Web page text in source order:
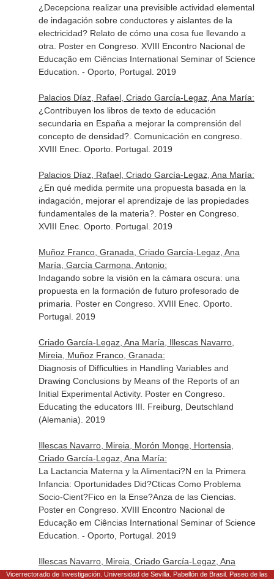
¿Decepciona realizar una previsible actividad elemental
de indagación sobre conductores y aislantes de la
electricidad? Relato de cómo una cosa fue llevando a
otra. Poster en Congreso. XVIII Encontro Nacional de
Educação em Ciências International Seminar of Science
Education. - Oporto, Portugal. 2019
Palacios Díaz, Rafael, Criado García-Legaz, Ana María:
¿Contribuyen los libros de texto de educación
secundaria en España a mejorar la comprensión del
concepto de densidad?. Comunicación en congreso.
XVIII Enec. Oporto. Portugal. 2019
Palacios Díaz, Rafael, Criado García-Legaz, Ana María:
¿En qué medida permite una propuesta basada en la
indagación, mejorar el aprendizaje de las propiedades
fundamentales de la materia?. Poster en Congreso.
XVIII Enec. Oporto. Portugal. 2019
Muñoz Franco, Granada, Criado García-Legaz, Ana
María, García Carmona, Antonio:
Indagando sobre la visión en la cámara oscura: una
propuesta en la formación de futuro profesorado de
primaria. Poster en Congreso. XVIII Enec. Oporto.
Portugal. 2019
Criado García-Legaz, Ana María, Illescas Navarro,
Mireia, Muñoz Franco, Granada:
Diagnosis of Difficulties in Handling Variables and
Drawing Conclusions by Means of the Reports of an
Initial Experimental Activity. Poster en Congreso.
Educating the educators III. Freiburg, Deutschland
(Alemania). 2019
Illescas Navarro, Mireia, Morón Monge, Hortensia,
Criado García-Legaz, Ana María:
La Lactancia Materna y la Alimentaci?N en la Primera
Infancia: Oportunidades Did?Cticas Como Problema
Socio-Cient?Fico en la Ense?Anza de las Ciencias.
Poster en Congreso. XVIII Encontro Nacional de
Educação em Ciências International Seminar of Science
Education. - Oporto, Portugal. 2019
Illescas Navarro, Mireia, Criado García-Legaz, Ana
María, Cruz-Guzmán Alcalá, Marta:
Vicerrectorado de Investigación. Universidad de Sevilla. Pabellón de Brasil. Paseo de las